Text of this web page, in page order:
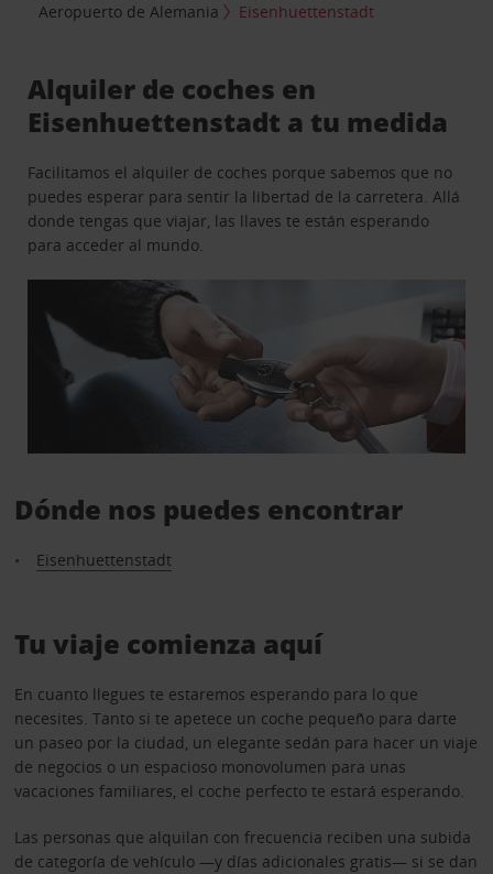
Aeropuerto de Alemania
Eisenhuettenstadt
Alquiler de coches en
Eisenhuettenstadt a tu medida
Facilitamos el alquiler de coches porque sabemos que no
puedes esperar para sentir la libertad de la carretera. Allá
donde tengas que viajar, las llaves te están esperando
para acceder al mundo.
Dónde nos puedes encontrar
Eisenhuettenstadt
Tu viaje comienza aquí
En cuanto llegues te estaremos esperando para lo que
necesites. Tanto si te apetece un coche pequeño para darte
un paseo por la ciudad, un elegante sedán para hacer un viaje
de negocios o un espacioso monovolumen para unas
vacaciones familiares, el coche perfecto te estará esperando.
Las personas que alquilan con frecuencia reciben una subida
de categoría de vehículo —y días adicionales gratis— si se dan